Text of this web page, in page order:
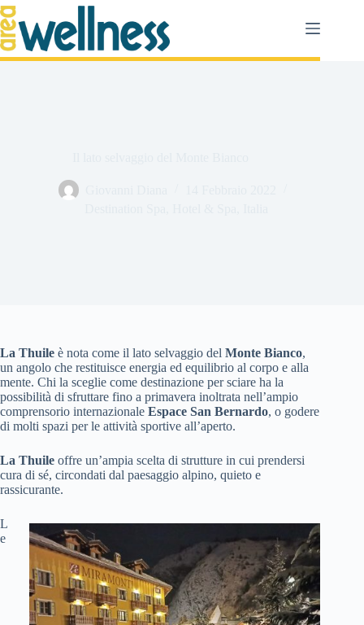
Salta
al
contenuto
La Thuile è nota come il lato selvaggio del Monte Bianco,
un angolo che restituisce energia ed equilibrio al corpo e alla
mente. Chi la sceglie come destinazione per sciare ha la
possibilità di sfruttare fino a primavera inoltrata nell’ampio
comprensorio internazionale Espace San Bernardo, o godere
di molti spazi per le attività sportive all’aperto.
La Thuile offre un’ampia scelta di strutture in cui prendersi
cura di sé, circondati dal paesaggio alpino, quieto e
rassicurante.
L
e